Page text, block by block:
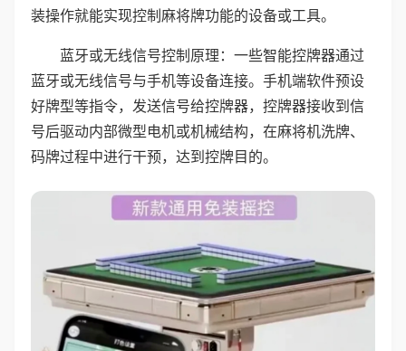
装操作就能实现控制麻将牌功能的设备或工具。
蓝牙或无线信号控制原理：一些智能控牌器通过
蓝牙或无线信号与手机等设备连接。手机端软件预设
好牌型等指令，发送信号给控牌器，控牌器接收到信
号后驱动内部微型电机或机械结构，在麻将机洗牌、
码牌过程中进行干预，达到控牌目的。